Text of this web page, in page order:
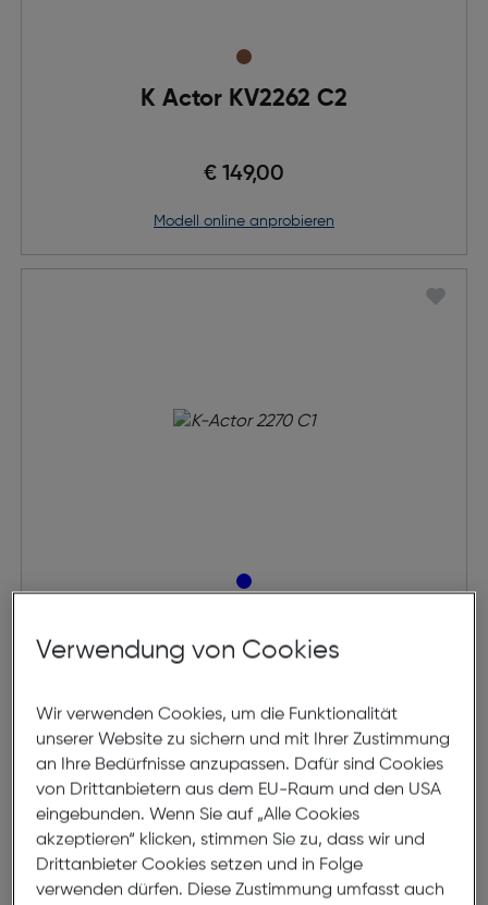
K Actor KV2262 C2
€ 149,00
Modell online anprobieren
Verwendung von Cookies
Wir verwenden Cookies, um die Funktionalität
unserer Website zu sichern und mit Ihrer Zustimmung
an Ihre Bedürfnisse anzupassen. Dafür sind Cookies
von Drittanbietern aus dem EU-Raum und den USA
eingebunden. Wenn Sie auf „Alle Cookies
akzeptieren“ klicken, stimmen Sie zu, dass wir und
Drittanbieter Cookies setzen und in Folge
verwenden dürfen. Diese Zustimmung umfasst auch